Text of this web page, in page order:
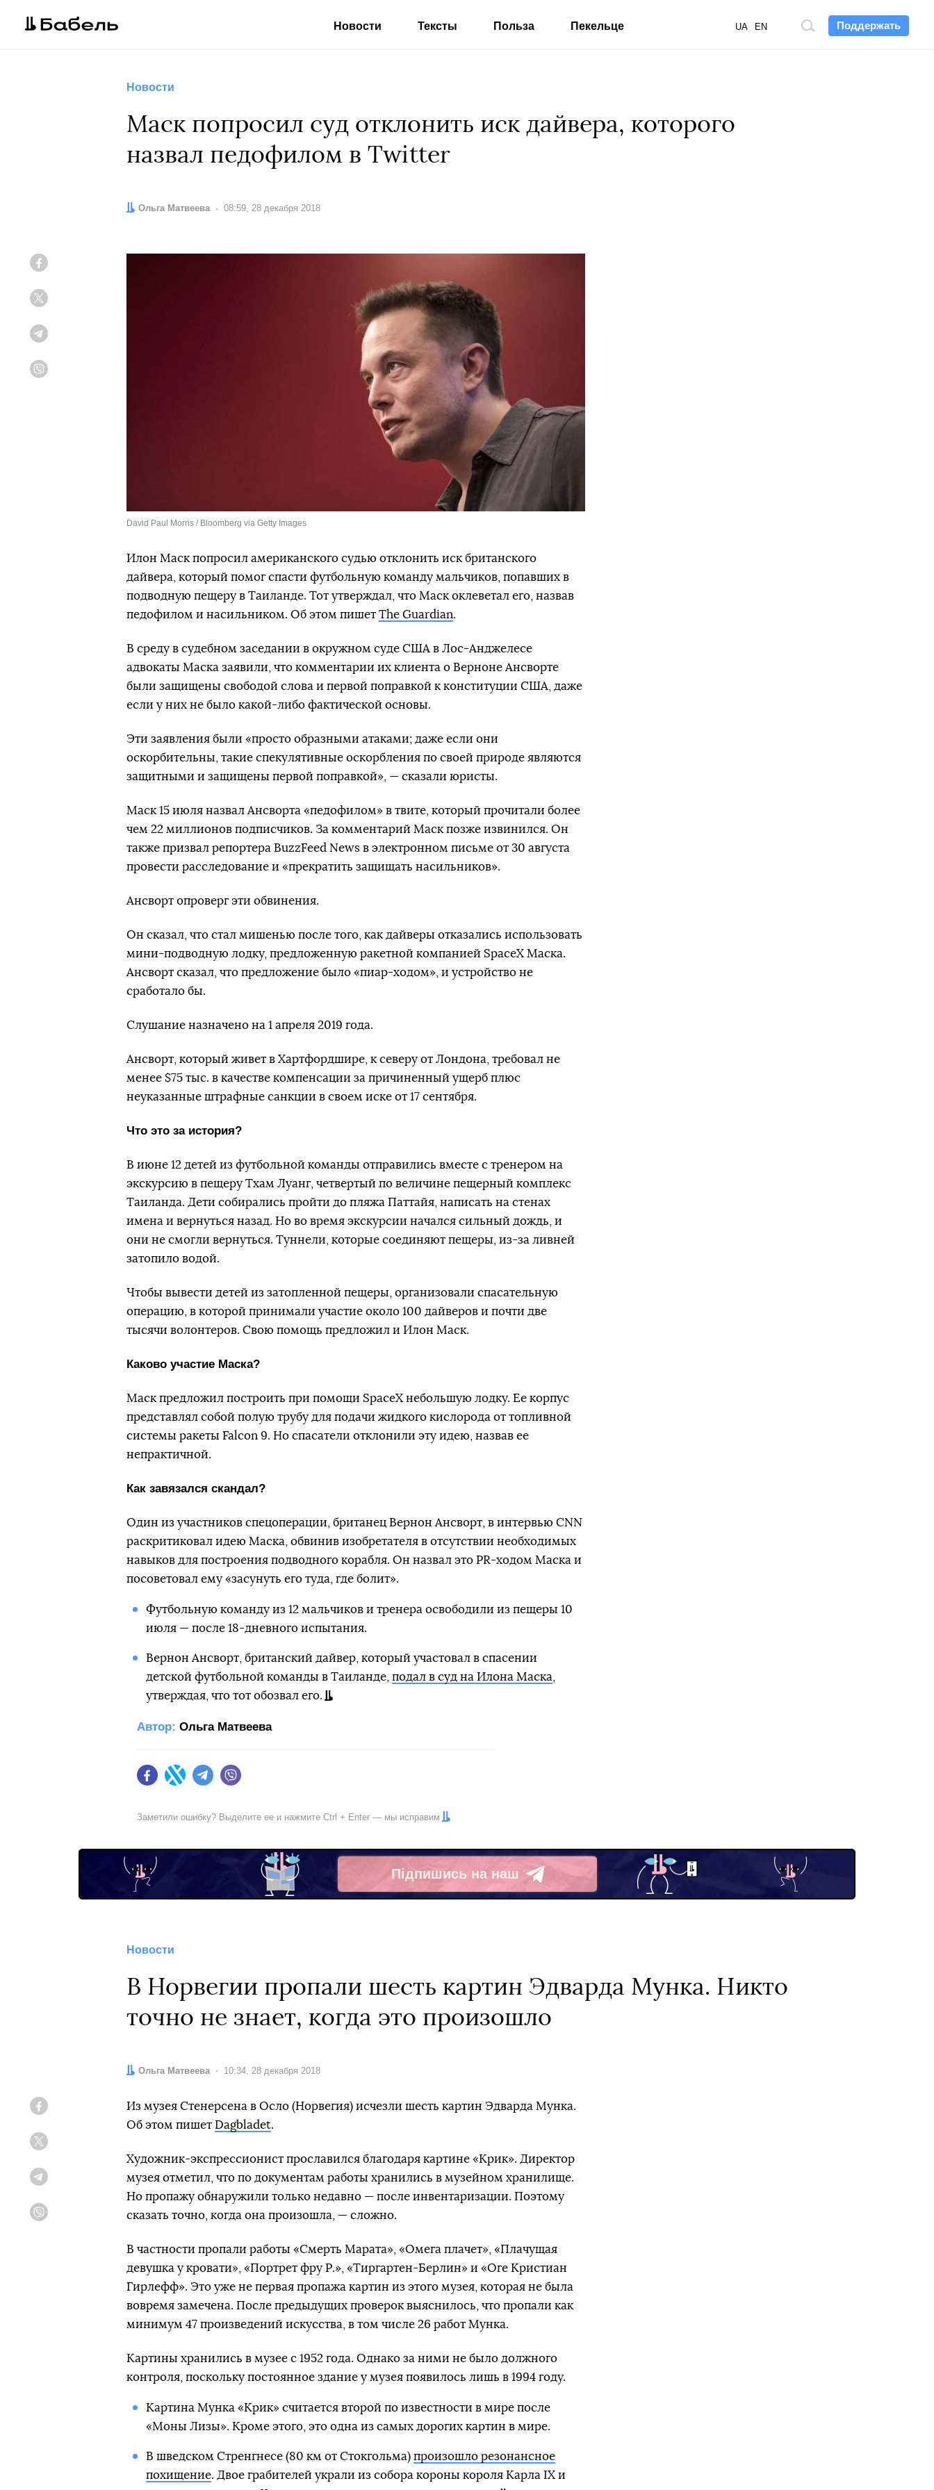
Поддержать
Поиск
UA EN
Новости Тексты Польза Пекельце
Новости
Маск попросил суд отклонить иск дайвера, которого
назвал педофилом в Twitter
Автор:
Ольга Матвеева Дата:
08:59, 28 декабря 2018
David Paul Morris / Bloomberg via Getty Images
Илон Маск попросил американского судью отклонить иск британского
дайвера, который помог спасти футбольную команду мальчиков, попавших в
подводную пещеру в Таиланде. Тот утверждал, что Маск оклеветал его, назвав
педофилом и насильником. Об этом пишет The Guardian.
В среду в судебном заседании в окружном суде США в Лос-Анджелесе
адвокаты Маска заявили, что комментарии их клиента о Верноне Ансворте
были защищены свободой слова и первой поправкой к конституции США, даже
если у них не было какой-либо фактической основы.
Эти заявления были «просто образными атаками; даже если они
оскорбительны, такие спекулятивные оскорбления по своей природе являются
защитными и защищены первой поправкой», — сказали юристы.
Маск 15 июля назвал Ансворта «педофилом» в твите, который прочитали более
чем 22 миллионов подписчиков. За комментарий Маск позже извинился. Он
также призвал репортера BuzzFeed News в электронном письме от 30 августа
провести расследование и «прекратить защищать насильников».
Ансворт опроверг эти обвинения.
Он сказал, что стал мишенью после того, как дайверы отказались использовать
мини-подводную лодку, предложенную ракетной компанией SpaceX Маска.
Ансворт сказал, что предложение было «пиар-ходом», и устройство не
сработало бы.
Слушание назначено на 1 апреля 2019 года.
Ансворт, который живет в Хартфордшире, к северу от Лондона, требовал не
менее $75 тыс. в качестве компенсации за причиненный ущерб плюс
неуказанные штрафные санкции в своем иске от 17 сентября.
Что это за история?
В июне 12 детей из футбольной команды отправились вместе с тренером на
экскурсию в пещеру Тхам Луанг, четвертый по величине пещерный комплекс
Таиланда. Дети собирались пройти до пляжа Паттайя, написать на стенах
имена и вернуться назад. Но во время экскурсии начался сильный дождь, и
они не смогли вернуться. Туннели, которые соединяют пещеры, из-за ливней
затопило водой.
Чтобы вывести детей из затопленной пещеры, организовали спасательную
операцию, в которой принимали участие около 100 дайверов и почти две
тысячи волонтеров. Свою помощь предложил и Илон Маск.
Каково участие Маска?
Маск предложил построить при помощи SpaceX небольшую лодку. Ее корпус
представлял собой полую трубу для подачи жидкого кислорода от топливной
системы ракеты Falcon 9. Но спасатели отклонили эту идею, назвав ее
непрактичной.
Как завязался скандал?
Один из участников спецоперации, британец Вернон Ансворт, в интервью СNN
раскритиковал идею Маска, обвинив изобретателя в отсутствии необходимых
навыков для построения подводного корабля. Он назвал это PR-ходом Маска и
посоветовал ему «засунуть его туда, где болит».
Футбольную команду из 12 мальчиков и тренера освободили из пещеры 10
июля — после 18-дневного испытания.
Вернон Ансворт, британский дайвер, который участовал в спасении
детской футбольной команды в Таиланде, подал в суд на Илона Маска
утверждая, что тот обозвал его.
Автор: Ольга Матвеева
FacebookTwitter Telegram
Заметили ошибку? Выделите ее и нажмите Ctrl + Enter — мы исправим
Підпишись на наш
Telegram
Новости
В Норвегии пропали шесть картин Эдварда Мунка. Никто
точно не знает, когда это произошло
Автор:
Ольга Матвеева Дата:
10:34, 28 декабря 2018
Из музея Стенерсена в Осло (Норвегия) исчезли шесть картин Эдварда Мунка.
Об этом пишет Dagbladet.
Художник-экспрессионист прославился благодаря картине «Крик». Директор
музея отметил, что по документам работы хранились в музейном хранилище.
Но пропажу обнаружили только недавно — после инвентаризации. Поэтому
сказать точно, когда она произошла, — сложно.
В частности пропали работы «Смерть Марата», «Омега плачет», «Плачущая
девушка у кровати», «Портрет фру Р.», «Тиргартен-Берлин» и «Оге Кристиан
Гирлефф». Это уже не первая пропажа картин из этого музея, которая не была
вовремя замечена. После предыдущих проверок выяснилось, что пропали как
минимум 47 произведений искусства, в том числе 26 работ Мунка.
Картины хранились в музее с 1952 года. Однако за ними не было должного
контроля, поскольку постоянное здание у музея появилось лишь в 1994 году.
Картина Мунка «Крик» считается второй по известности в мире после
«Моны Лизы». Кроме этого, это одна из самых дорогих картин в мире.
В шведском Стренгнесе (80 км от Стокгольма) произошло резонансное
похищение. Двое грабителей украли из собора короны короля Карла IX и